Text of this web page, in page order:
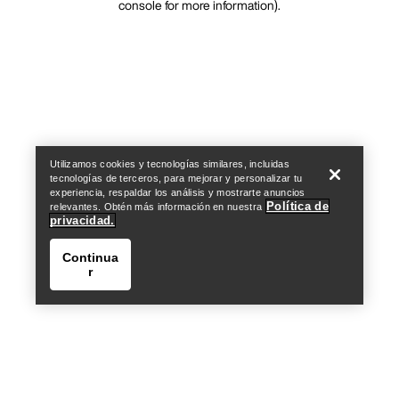
console for more information).
Utilizamos cookies y tecnologías similares, incluidas
tecnologías de terceros, para mejorar y personalizar tu
experiencia, respaldar los análisis y mostrarte anuncios
relevantes. Obtén más información en nuestra Política de
privacidad.
Continua
r